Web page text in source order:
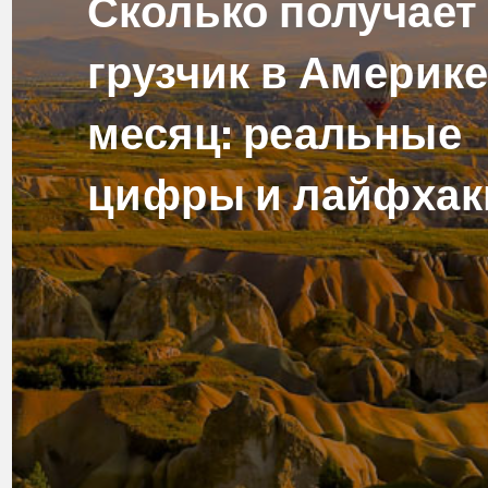
грузчик в
месяц: реальные
цифры и